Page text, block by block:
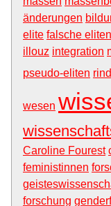
änderungen
elite falsche eliten
illouz integration
pseudo-eliten
wesen
Caroline Fourest
feministinnen
forschung